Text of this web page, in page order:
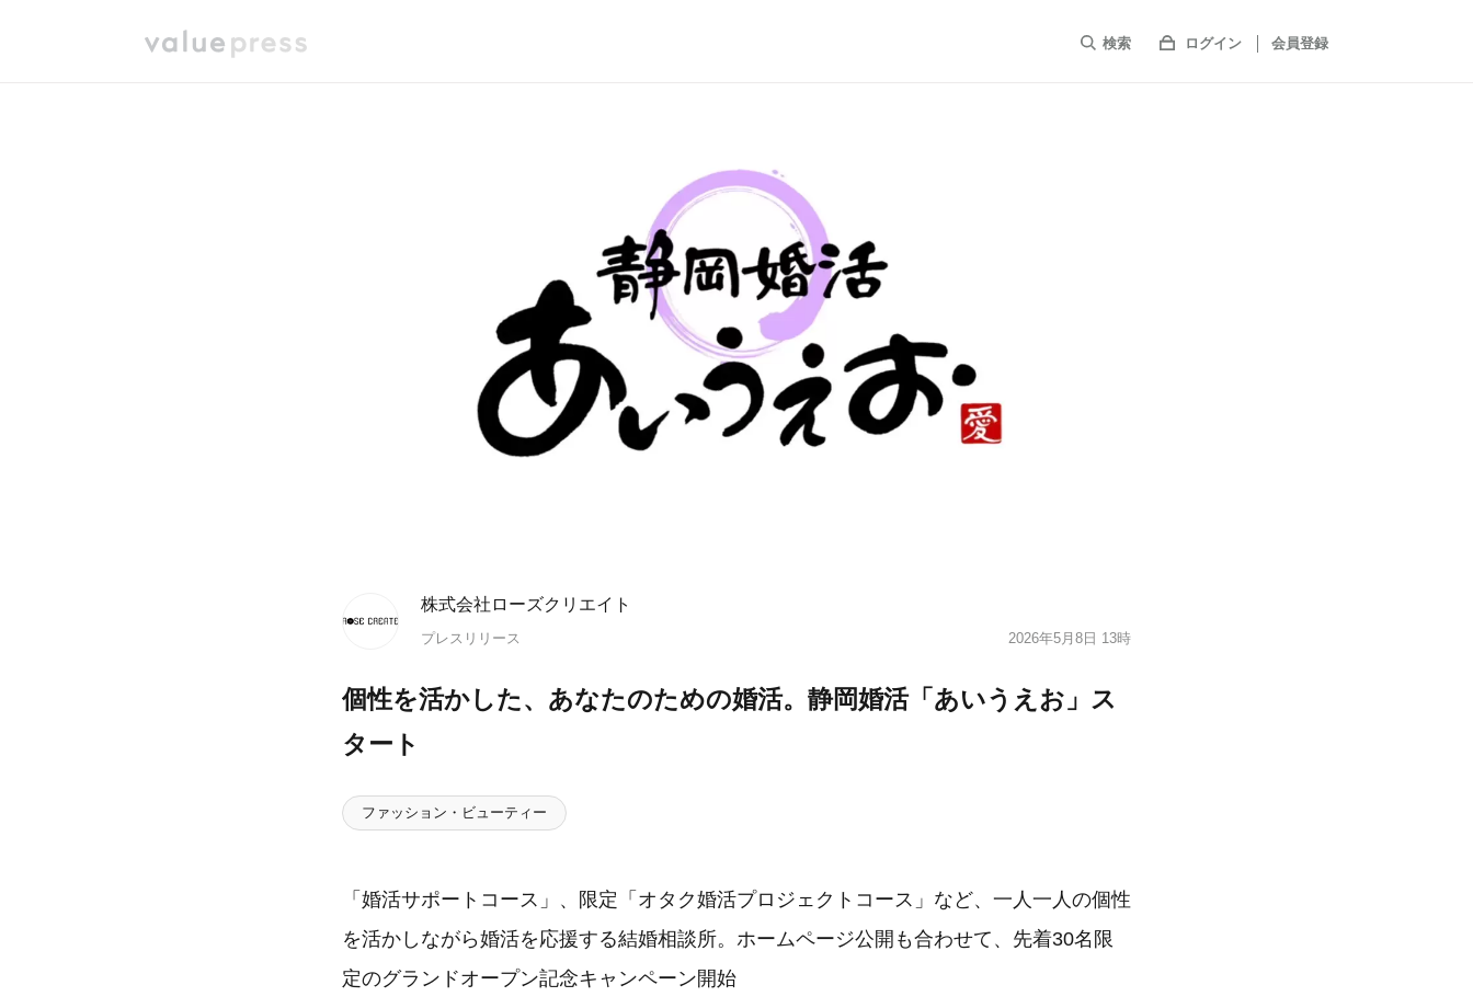
検索 ログイン 会員登録
株式会社ローズクリエイト
プレスリリース 2026年5月8日 13時
個性を活かした、あなたのための婚活。静岡婚活「あいうえお」ス
タート
ファッション・ビューティー
「婚活サポートコース」、限定「オタク婚活プロジェクトコース」など、一人一人の個性
を活かしながら婚活を応援する結婚相談所。ホームページ公開も合わせて、先着30名限
定のグランドオープン記念キャンペーン開始